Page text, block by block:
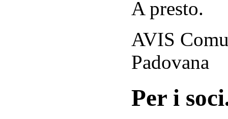
A presto.
AVIS
Padovana
Per i